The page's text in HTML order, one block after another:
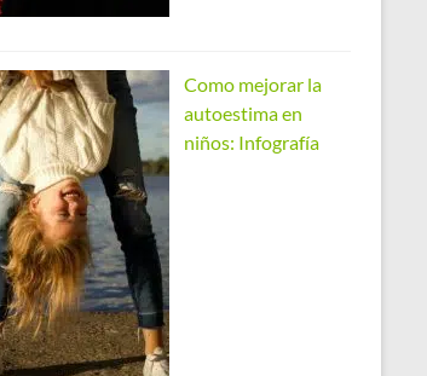
Como mejorar la
autoestima en
niños: Infografía